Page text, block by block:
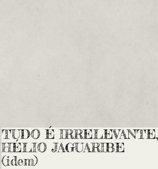
TUDO É IRRELEVANTE,
HÉLIO JAGUARIBE
(idem)